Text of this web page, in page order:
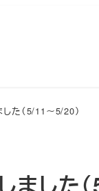
た（5/11～5/20）